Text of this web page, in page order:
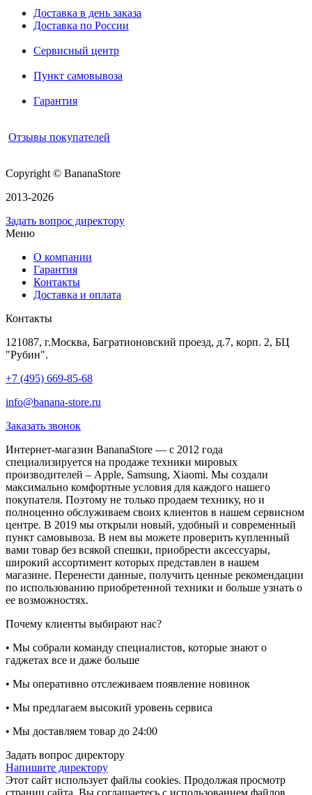
Доставка в день заказа
Доставка по России
Сервисный центр
Пункт самовывоза
Гарантия
Отзывы покупателей
Copyright © BananaStore
2013-2026
Задать вопрос директору
Меню
О компании
Гарантия
Контакты
Доставка и оплата
Контакты
121087, г.Москва, Багратионовский проезд, д.7, корп. 2, БЦ
"Рубин".
+7 (495) 669-85-68
info@banana-store.ru
Заказать звонок
Интернет-магазин BananaStore — с 2012 года
специализируется на продаже техники мировых
производителей – Apple, Samsung, Xiaomi. Мы создали
максимально комфортные условия для каждого нашего
покупателя. Поэтому не только продаем технику, но и
полноценно обслуживаем своих клиентов в нашем сервисном
центре. В 2019 мы открыли новый, удобный и современный
пункт самовывоза. В нем вы можете проверить купленный
вами товар без всякой спешки, приобрести аксессуары,
широкий ассортимент которых представлен в нашем
магазине. Перенести данные, получить ценные рекомендации
по использованию приобретенной техники и больше узнать о
ее возможностях.
Почему клиенты выбирают нас?
• Мы собрали команду специалистов, которые знают о
гаджетах все и даже больше
• Мы оперативно отслеживаем появление новинок
• Мы предлагаем высокий уровень сервиса
• Мы доставляем товар до 24:00
Задать вопрос директору
Напишите директору
Этот сайт использует файлы cookies. Продолжая просмотр
страниц сайта, Вы соглашаетесь с использованием файлов